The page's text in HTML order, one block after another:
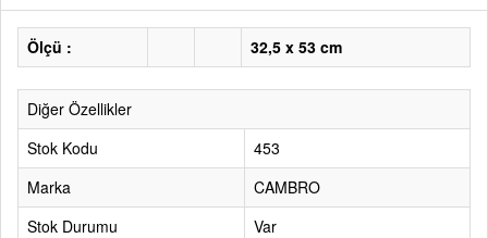
Ölçü : 32,5 x 53 cm
Diğer Özellikler
Stok Kodu
453
Marka
CAMBRO
Stok Durumu
Var